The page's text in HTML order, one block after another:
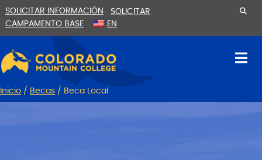
al
contenido
la
SOLICITAR INFORMACIÓN
SOLICITAR
CAMPAMENTO BASE
EN
Inicio / Becas / Beca Local